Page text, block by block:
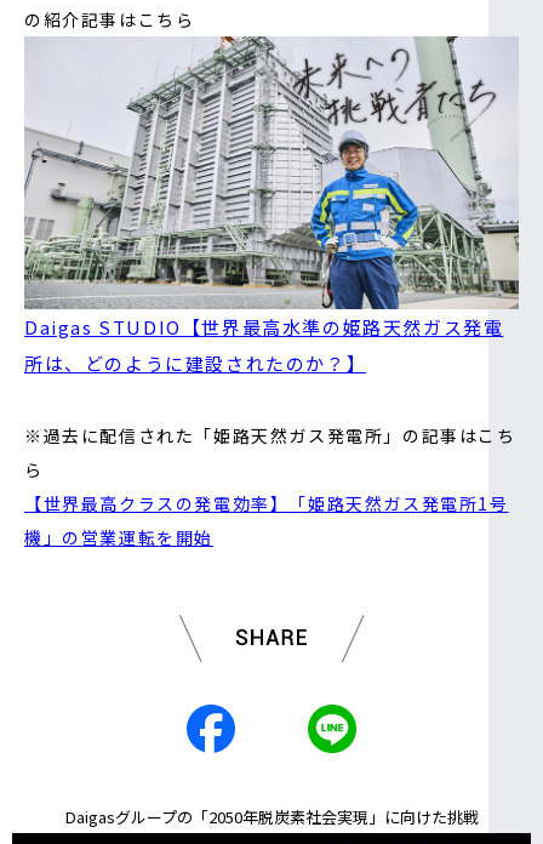
の紹介記事はこちら
Daigas STUDIO【世界最高水準の姫路天然ガス発電
所は、どのように建設されたのか？】
※過去に配信された「姫路天然ガス発電所」の記事はこち
ら
【世界最高クラスの発電効率】「姫路天然ガス発電所1号
機」の営業運転を開始
Daigasグループの「2050年脱炭素社会実現」に向けた挑戦